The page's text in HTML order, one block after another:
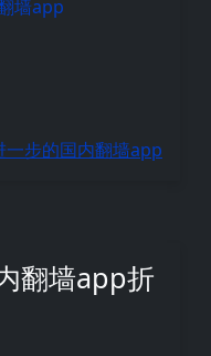
墙app
一步的国内翻墙app
翻墙app折